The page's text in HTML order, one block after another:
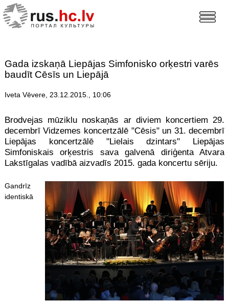
Gada izskaņā Liepājas Simfonisko orķestri varēs
baudīt Cēsīs un Liepājā
Iveta Vēvere, 23.12.2015., 10:06
Brodvejas mūziklu noskaņās ar diviem koncertiem 29.
decembrī Vidzemes koncertzālē "Cēsis" un 31. decembrī
Liepājas koncertzālē "Lielais dzintars" Liepājas
Simfoniskais orķestris sava galvenā diriģenta Atvara
Lakstīgalas vadībā aizvadīs 2015. gada koncertu sēriju.
Gandrīz
identiskā